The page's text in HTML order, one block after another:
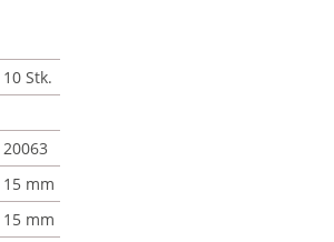
10 Stk.
20063
15 mm
15 mm